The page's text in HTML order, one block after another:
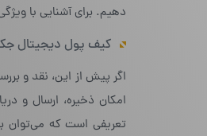
دهیم. برای آشنایی با
کیف پول دیجیتال
امکان ذخیره، ارسال و